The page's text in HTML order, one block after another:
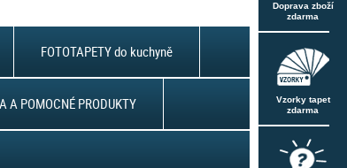
FOTOTAPETY do kuchyně
A POMOCNÉ PRODUKTY
Doprava zboží
zdarma
Vzorky tapet
zdarma